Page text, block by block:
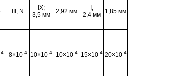
III, N
IX;
3,5 мм
2,92 мм
I,
2,4 мм
1,85 мм
-4 8×10-4 10×10-4 10×10-4 15×10-4 20×10-4